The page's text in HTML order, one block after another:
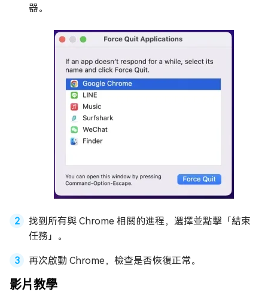
器。
找到所有與 Chrome 相關的進程，選擇並點擊「結束
任務」。
再次啟動 Chrome，檢查是否恢復正常。
影片教學